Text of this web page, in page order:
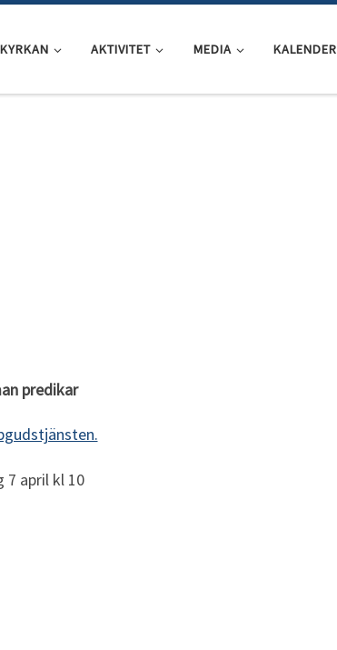
AKTIVITET MEDIA KALENDER
predikar
7 april kl 10